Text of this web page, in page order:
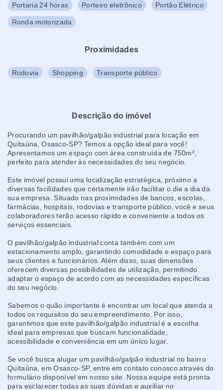
Portaria 24 horas Porteiro eletrônico Portão Elétrico
Ronda motorizada
Proximidades
Rodovia Shopping Transporte público
Descrição do imóvel
Procurando um pavilhão/galpão industrial para locação em
Quitaúna, Osasco-SP? Temos a opção ideal para você!
Apresentamos um espaço com área construída de 750m²,
perfeito para atender às necessidades do seu negócio.
Este imóvel possui uma localização estratégica, próximo a
diversas facilidades que certamente irão facilitar o dia a dia da
sua empresa. Situado nas proximidades de bancos, escolas,
farmácias, hospitais, rodovias e transporte público, você e seus
colaboradores terão acesso rápido e conveniente a todos os
serviços essenciais.
O pavilhão/galpão industrial conta também com um
estacionamento amplo, garantindo comodidade e espaço para
seus clientes e funcionários. Além disso, suas dimensões
oferecem diversas possibilidades de utilização, permitindo
adaptar o espaço de acordo com as necessidades específicas
do seu negócio.
Sabemos o quão importante é encontrar um local que atenda a
todos os requisitos do seu empreendimento. Por isso,
garantimos que este pavilhão/galpão industrial é a escolha
ideal para empresas que buscam funcionalidade,
acessibilidade e conveniência em um único lugar.
Se você busca alugar um pavilhão/galpão industrial no bairro
Quitaúna, em Osasco-SP, entre em contato conosco através do
formulário disponível em nosso site. Nossa equipe está pronta
para esclarecer todas as suas dúvidas e auxiliar no